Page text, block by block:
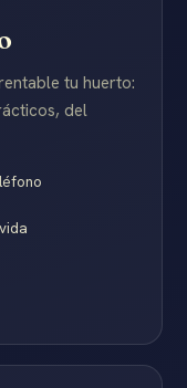
tu huerto:
del